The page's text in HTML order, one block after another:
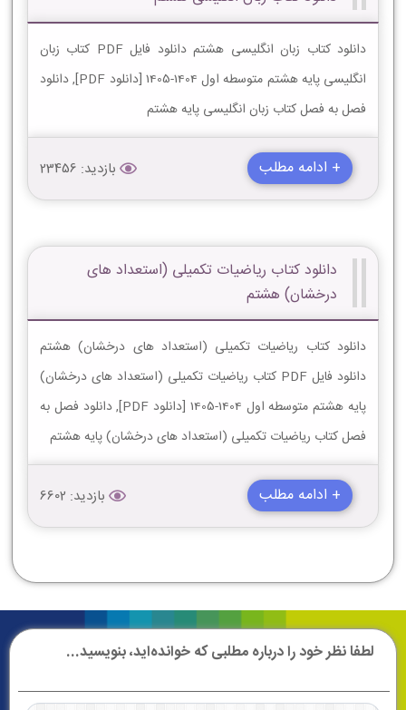
دانلود کتاب زبان انگلیسی هشتم دانلود فایل PDF کتاب زبان
انگلیسی پایه هشتم متوسطه اول 1404-1405 [دانلود PDF], دانلود
فصل به فصل کتاب زبان انگلیسی پایه هشتم
+ ادامه مطلب بازدید: 23456
دانلود کتاب ریاضیات تکمیلی (استعداد های
درخشان) هشتم
دانلود کتاب ریاضیات تکمیلی (استعداد های درخشان) هشتم
دانلود فایل PDF کتاب ریاضیات تکمیلی (استعداد های درخشان)
پایه هشتم متوسطه اول 1404-1405 [دانلود PDF], دانلود فصل به
فصل کتاب ریاضیات تکمیلی (استعداد های درخشان) پایه هشتم
+ ادامه مطلب بازدید: 6602
لطفا نظر خود را درباره مطلبی که خوانده‌اید، بنویسید...